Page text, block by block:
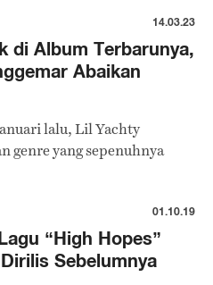
14.03.23
di Album Terbarunya,
Abaikan
lalu, Lil Yachty
genre yang sepenuhnya
01.10.19
“High Hopes”
Sebelumnya